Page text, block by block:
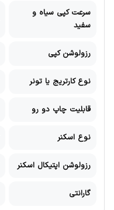
سرعت کپی سیاه و
سفید
رزولوشن کپی
نوع کارتریج یا تونر
قابلیت چاپ دو رو
نوع اسکنر
رزولوشن اپتیکال اسکنر
گارانتی